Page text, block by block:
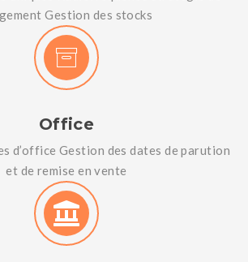
Gestion des stocks
Office
d’office Gestion des dates de parution
et de remise en vente